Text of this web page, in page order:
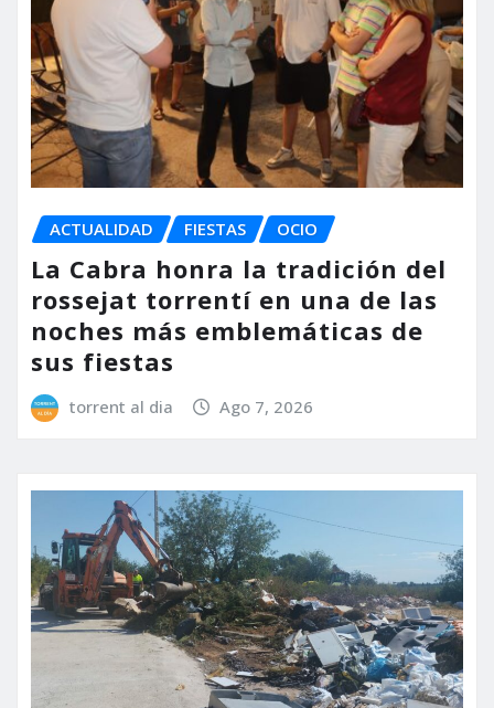
ACTUALIDAD FIESTAS OCIO
La Cabra honra la tradición del
rossejat torrentí en una de las
noches más emblemáticas de
sus fiestas
torrent al dia Ago 7, 2026